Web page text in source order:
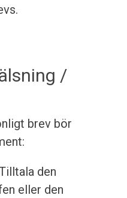
/
brev bör
den
eller den